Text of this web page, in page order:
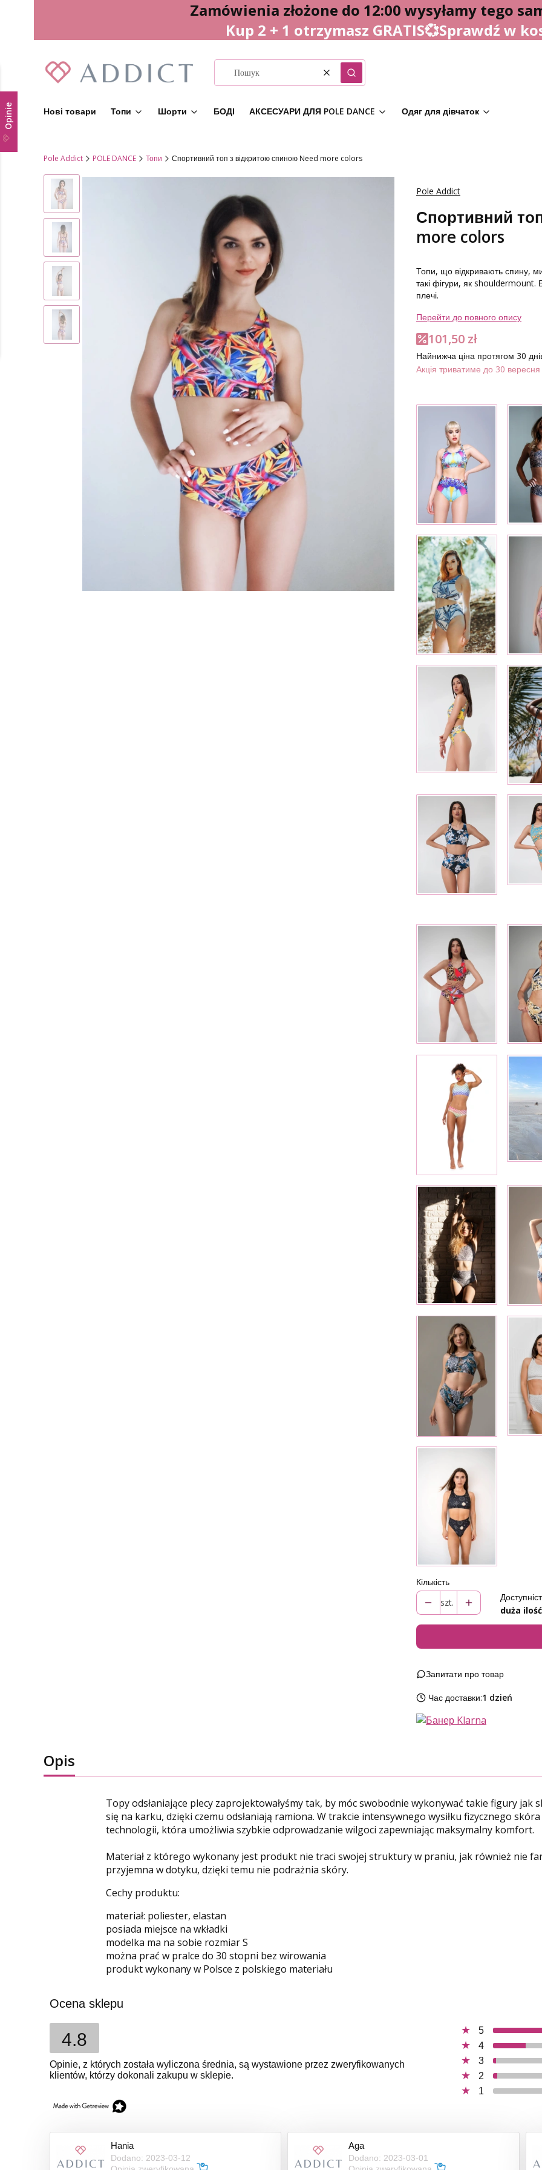
Zamówienia złożone do 12:00 wysyłamy tego
Kup 2 + 1 otrzymasz GRATIS💞Sprawdź w
ОчиститиПошук
Нові товари Топи Шорти БОДІ АКСЕСУАРИ ДЛЯ POLE DANCE Одяг для дівчаток
Pole Addict POLE DANCE Топи Спортивний топ з відкритою спиною Need more colors
Pole Addict
Спортивний
more colors
Топи, що відкривають спину,
такі фігури, як
плечі.
Перейти до повного опису
101,50 zł
Найнижча ціна протягом 30
Акція триватиме до 30
Кількість
szt.
duża ilość
Запитати про товар
Час доставки:1 dzień
Opis
Topy odsłaniające plecy zaprojektowałyśmy tak, by móc swobodnie wykonywać takie figury jak
się na karku, dzięki czemu odsłaniają ramiona. W trakcie intensywnego wysiłku fizycznego
technologii, która umożliwia szybkie odprowadzanie wilgoci zapewniając maksymalny komfort.
Materiał z którego wykonany jest produkt nie traci swojej struktury w praniu, jak również nie
przyjemna w dotyku, dzięki temu nie podrażnia skóry.
Cechy produktu:
materiał: poliester, elastan
posiada miejsce na wkładki
modelka ma na sobie rozmiar S
można prać w pralce do 30 stopni bez wirowania
produkt wykonany w Polsce z polskiego materiału
Ocena sklepu
4.8
Opinie, z których została wyliczona średnia, są wystawione przez zweryfikowanych
klientów, którzy dokonali zakupu w sklepie.
5
4
3
2
1
Hania
Dodano: 2023-03-12
Aga
Dodano: 2023-03-01
Opinie